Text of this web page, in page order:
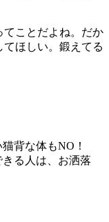
ことだよね。だか
ほしい。鍛えてる
背な体もNO！
る人は、お洒落